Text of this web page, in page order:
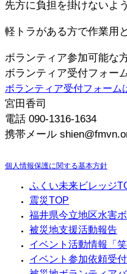
先方に負担を掛けないよ
軽トラがある方で作業用
ボランティア参加可能な
ボランティア受付フォー
ボランティア受付フォーム
宮田香司
電話 090-1316-1634
携帯メール
個人情報保護に関する基本方針
ふくい未来ビレッジ
震災TOP
福井県今立地区水害
被災地支援活動報告
イベント活動情報「笑
イベント参加依頼受付